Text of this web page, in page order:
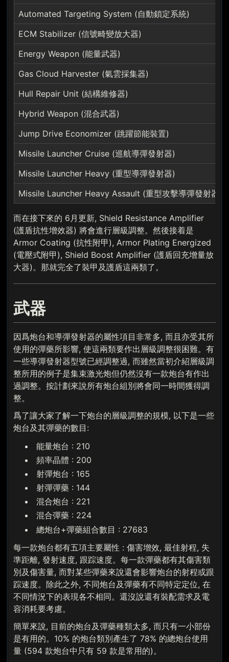
Automated Targeting System (自動鎖定系統)
ECM Stabilizer (信號畸變放大器)
Energy Weapon (能量武器)
Gas Cloud Harvester (氣雲採集器)
Hull Repair Unit (結構維修器)
Hybrid Weapon (混合武器)
Jump Drive Economizer (跳躍節能裝置)
Missile Launcher Cruise (巡航導彈發射器)
Missile Launcher Heavy (重型導彈發射器)
Missile Launcher Heavy Assault (重型攻擊導彈發射器)
而在接下來的 6月更新, Shield Resistance Amplifier
(護盾抗性增效器) 將會進行層級調整。然後接着是
Armor Coating (抗性附甲), Armor Plating Energized
(電壓式附甲), Shield Boost Amplifier (護盾回充增量放
大器)。那就完全了裝甲及護盾這兩類了。
武器
因爲炮台和導彈發射器的屬性項目非常多, 而且亦受其所
使用的彈藥所影響, 使這兩類要作出層級調整很困難。有
一些導彈發射器型號已經調整過, 而雖然當初介紹層級調
整所用的例子是集束激光炮但仍然沒有一款炮台有作出
過調整。按計劃來說所有炮台組別將會同一時間獲得調
整。
爲了讓大家了解一下炮台的層級調整的規模, 以下是一些
炮台及其彈藥的數目:
能量炮台 : 210
頻率晶體 : 200
射彈炮台 : 165
射彈彈藥 : 144
混合炮台 : 221
混合彈藥 : 224
總炮台+彈藥組合數目 : 27683
每一款炮台都有五項主要屬性 : 傷害增效, 最佳射程, 失
準距離, 發射速度, 跟踪速度。每一款彈藥都有其傷害類
別及傷害量, 而對某些彈藥來說還會影響炮台的射程或跟
踪速度。除此之外, 不同炮台及彈藥有不同特定定位, 在
不同情況下的表現各不相同。還沒說還有裝配需求及電
容消耗要考慮。
簡單來說, 目前的炮台及彈藥種類太多, 而只有一小部份
是有用的。10% 的炮台類別產生了 78% 的總炮台使用
量 (594 款炮台中只有 59 款是常用的)。